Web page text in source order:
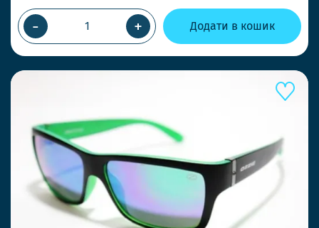
- + Додати в кошик